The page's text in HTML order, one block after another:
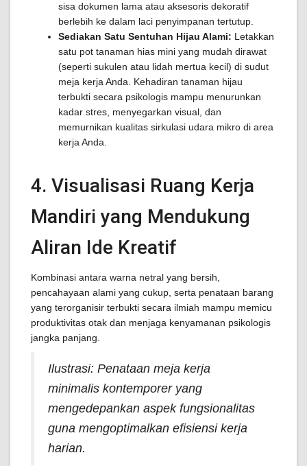
sisa dokumen lama atau aksesoris dekoratif
berlebih ke dalam laci penyimpanan tertutup.
Sediakan Satu Sentuhan Hijau Alami: Letakkan
satu pot tanaman hias mini yang mudah dirawat
(seperti sukulen atau lidah mertua kecil) di sudut
meja kerja Anda. Kehadiran tanaman hijau
terbukti secara psikologis mampu menurunkan
kadar stres, menyegarkan visual, dan
memurnikan kualitas sirkulasi udara mikro di area
kerja Anda.
4. Visualisasi Ruang Kerja
Mandiri yang Mendukung
Aliran Ide Kreatif
Kombinasi antara warna netral yang bersih,
pencahayaan alami yang cukup, serta penataan barang
yang terorganisir terbukti secara ilmiah mampu memicu
produktivitas otak dan menjaga kenyamanan psikologis
jangka panjang.
Ilustrasi: Penataan meja kerja
minimalis kontemporer yang
mengedepankan aspek fungsionalitas
guna mengoptimalkan efisiensi kerja
harian.